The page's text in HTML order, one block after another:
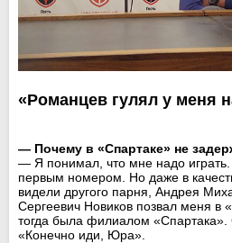
«Романцев гулял у меня
— Почему в «Спартаке» не
— Я понимал, что мне надо
первым номером. Но даже в
видели другого парня, Андрея
Сергеевич Новиков позвал меня
тогда была филиалом «Спартака».
«Конечно иди, Юра».